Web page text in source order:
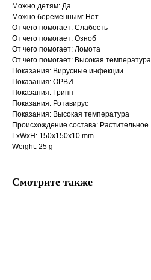
Можно детям: Да
Можно беременным: Нет
От чего помогает: Слабость
От чего помогает: Озноб
От чего помогает: Ломота
От чего помогает: Высокая температура
Показания: Вирусные инфекции
Показания: ОРВИ
Показания: Грипп
Показания: Ротавирус
Показания: Высокая температура
Происхождение состава: Растительное
LxWxH: 150x150x10 mm
Weight: 25 g
Смотрите также